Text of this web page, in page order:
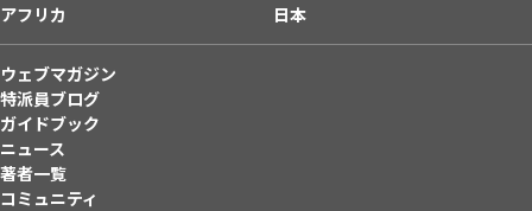
アフリカ
日本
ウェブマガジン
特派員ブログ
ガイドブック
ニュース
著者一覧
コミュニティ